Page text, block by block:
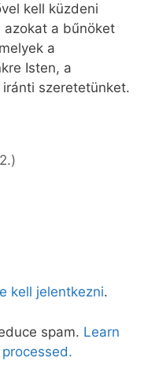
kell küzdeni
azokat a bűnöket
a
Isten, a
szeretetünket.
kell jelentkezni.
spam. Learn